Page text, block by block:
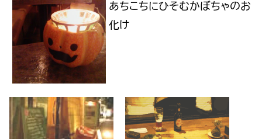
あちこちにひそむかぼちゃのお
化け